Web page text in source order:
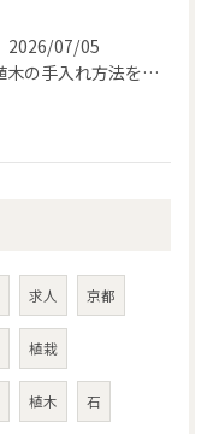
2026/07/05
植木の手入れ方法を千葉県佐倉市でプロ目線で学ぶコツと失敗しない剪定のタイミング
求人 京都
植栽
植木 石